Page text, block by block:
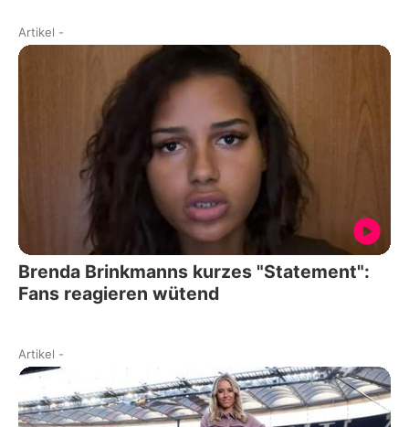
Artikel -
Brenda Brinkmanns kurzes "Statement":
Fans reagieren wütend
Artikel -